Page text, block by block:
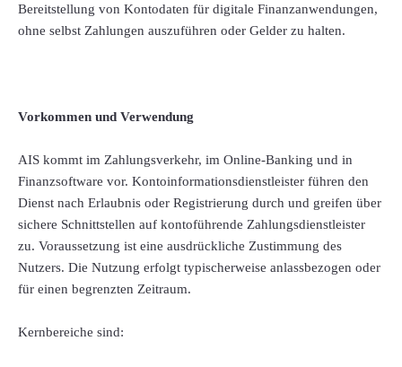
Bereitstellung von Kontodaten für digitale Finanzanwendungen,
ohne selbst Zahlungen auszuführen oder Gelder zu halten.
Vorkommen und Verwendung
AIS kommt im Zahlungsverkehr, im Online-Banking und in
Finanzsoftware vor. Kontoinformationsdienstleister führen den
Dienst nach Erlaubnis oder Registrierung durch und greifen über
sichere Schnittstellen auf kontoführende Zahlungsdienstleister
zu. Voraussetzung ist eine ausdrückliche Zustimmung des
Nutzers. Die Nutzung erfolgt typischerweise anlassbezogen oder
für einen begrenzten Zeitraum.
Kernbereiche sind: